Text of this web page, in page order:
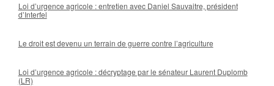
Loi d’urgence agricole : entretien avec Daniel Sauvaitre, président
d’Interfel
Le droit est devenu un terrain de guerre contre l’agriculture
Loi d’urgence agricole : décryptage par le sénateur Laurent Duplomb
(LR)